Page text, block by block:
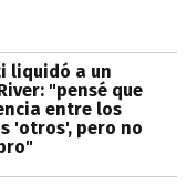
liquidó a un
"pensé que
entre los
'otros', pero no